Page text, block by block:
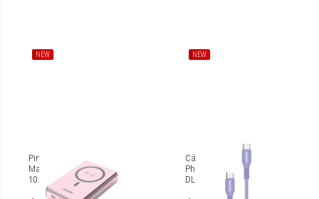
NEW
Pin dự phòng từ tính
Magnetic Philips DLP3920
10.000mAh PD20W
NEW
Cáp sạc USB-C to USB-C
Philips DLC8601P 60W
DLC8601